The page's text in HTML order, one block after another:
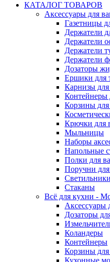
КАТАЛОГ ТОВАРОВ
Аксессуары для
Газетницы
Держатели
Держатели
Держатели
Держатели
Дозаторы
Ершики для
Карнизы
Контейнеры
Корзины для
Крючки для
Мыльницы
Наборы
Напольные
Полки для
Поручни
Светильники
Стаканы
Всё для кухни -
Аксессуары
Дозаторы
Коландеры
Контейнеры
Корзины
Кухонные